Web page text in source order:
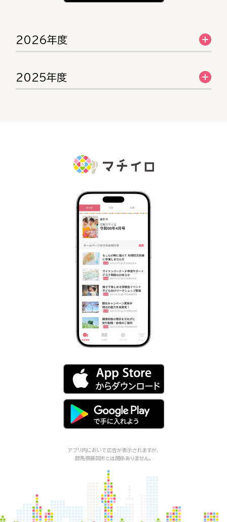
2026年度
2025年度
アプリ内において広告が表示されますが、
群馬県藤岡市とは関係ありません。